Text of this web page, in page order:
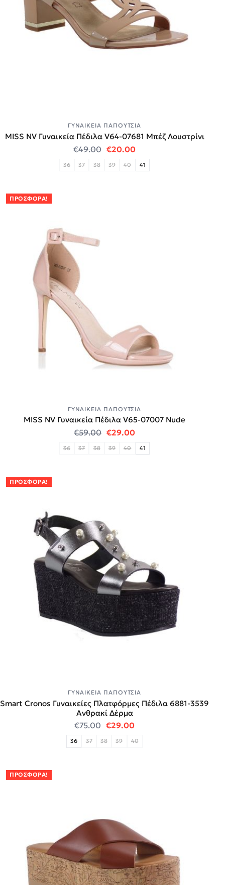
ΓΥΝΑΙΚΕΊΑ ΠΑΠΟΎΤΣΙΑ
MISS NV Γυναικεία Πέδιλα V64-07681 Μπέζ Λουστρίνι
€49.00 Original price was: €49.00.
€20.00Η τρέχουσα τιμή
36 37 38 39 40 41
ΠΡΟΣΦΟΡΆ!
ΓΥΝΑΙΚΕΊΑ ΠΑΠΟΎΤΣΙΑ
MISS NV Γυναικεία Πέδιλα V65-07007 Nude
€59.00 Original price was: €59.00.
€29.00Η τρέχουσα τιμή
36 37 38 39 40 41
ΠΡΟΣΦΟΡΆ!
ΓΥΝΑΙΚΕΊΑ ΠΑΠΟΎΤΣΙΑ
Smart Cronos Γυναικείες Πλατφόρμες Πέδιλα 6881-3539
Ανθρακί Δέρμα
€75.00 Original price was: €75.00.
€29.00Η τρέχουσα τιμή
36 37 38 39 40
ΠΡΟΣΦΟΡΆ!